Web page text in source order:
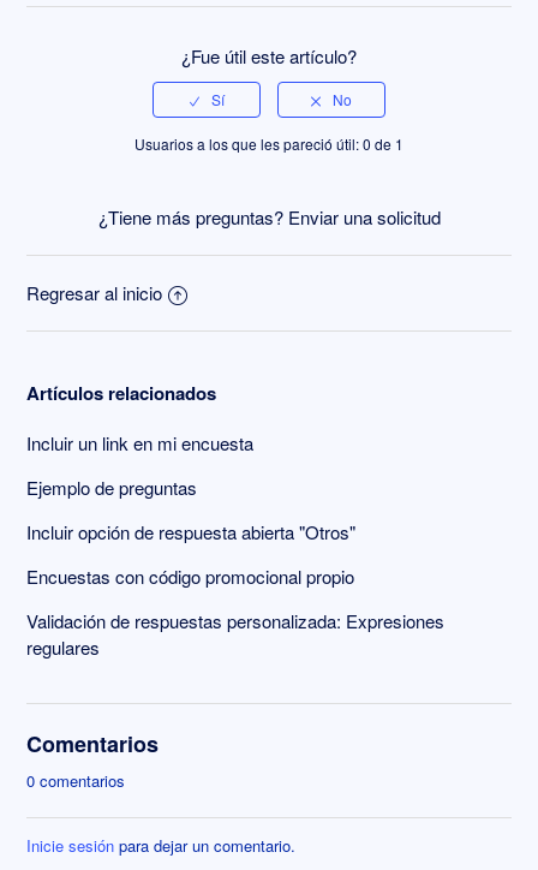
¿Fue útil este artículo?
Usuarios a los que les pareció útil: 0 de 1
¿Tiene más preguntas? Enviar una solicitud
Regresar al inicio
Artículos relacionados
Incluir un link en mi encuesta
Ejemplo de preguntas
Incluir opción de respuesta abierta "Otros"
Encuestas con código promocional propio
Validación de respuestas personalizada: Expresiones
regulares
Comentarios
0 comentarios
Inicie sesión para dejar un comentario.